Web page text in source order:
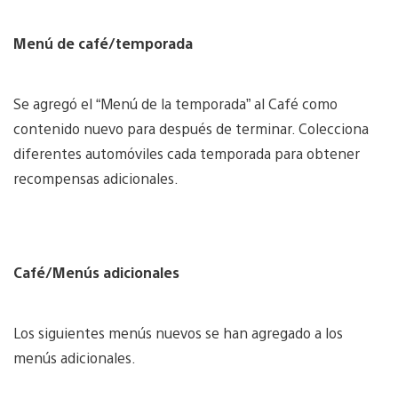
Menú de café/temporada
Se agregó el “Menú de la temporada” al Café como
contenido nuevo para después de terminar. Colecciona
diferentes automóviles cada temporada para obtener
recompensas adicionales.
Café/Menús adicionales
Los siguientes menús nuevos se han agregado a los
menús adicionales.